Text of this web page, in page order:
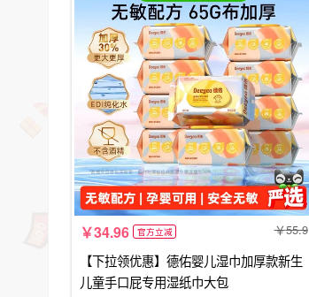
34.96 官方立减 55.9
【下拉领优惠】德佑婴儿湿巾加厚款新生
儿童手口屁专用湿纸巾大包